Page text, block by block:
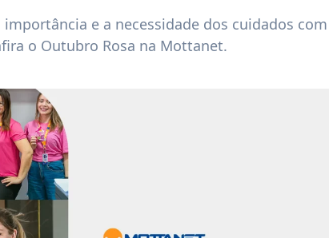
e a necessidade dos cuidados
o Outubro Rosa na Mottanet.